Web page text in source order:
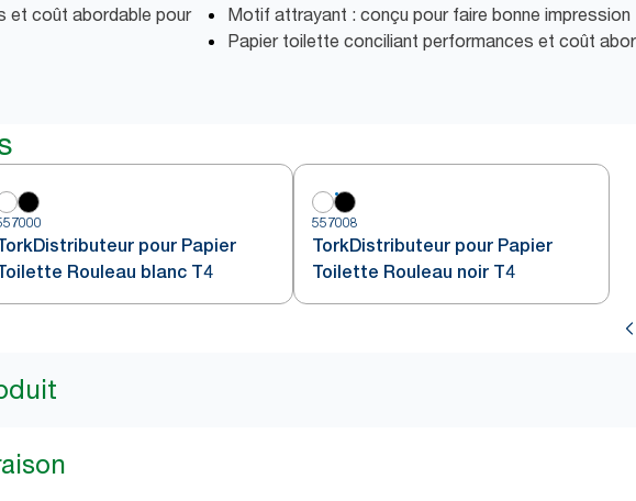
et coût abordable pour
Motif attrayant : conçu pour faire bonne impression
Papier toilette conciliant performances et coût
pour Papier
Rouleau blanc T4
557008
TorkDistributeur pour Papier
Toilette Rouleau noir T4